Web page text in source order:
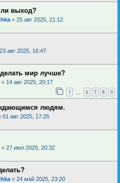
ли выход?
« 25 авг 2025, 21:12
23 авг 2025, 16:47
мир лучше?
« 14 авг 2025, 20:17
1 6 7 8 9
людям.
01 авг 2025, 17:25
« 27 июл 2025, 20:32
« 24 май 2025, 23:20